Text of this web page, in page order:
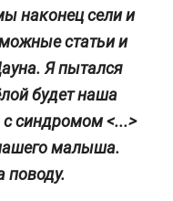
наконец сели и
статьи и
Я пытался
будет наша
с синдромом <...>
малыша.
поводу.